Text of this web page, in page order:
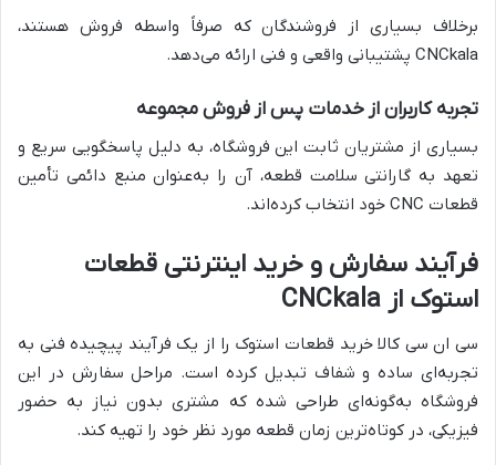
برخلاف بسیاری از فروشندگان که صرفاً واسطه فروش هستند،
CNCkala پشتیبانی واقعی و فنی ارائه می‌دهد.
تجربه کاربران از خدمات پس از فروش مجموعه
بسیاری از مشتریان ثابت این فروشگاه، به دلیل پاسخگویی سریع و
تعهد به گارانتی سلامت قطعه، آن را به‌عنوان منبع دائمی تأمین
قطعات CNC خود انتخاب کرده‌اند.
فرآیند سفارش و خرید اینترنتی قطعات
استوک از CNCkala
سی ان سی کالا خرید قطعات استوک را از یک فرآیند پیچیده فنی به
تجربه‌ای ساده و شفاف تبدیل کرده است. مراحل سفارش در این
فروشگاه به‌گونه‌ای طراحی شده که مشتری بدون نیاز به حضور
فیزیکی، در کوتاه‌ترین زمان قطعه مورد نظر خود را تهیه کند.